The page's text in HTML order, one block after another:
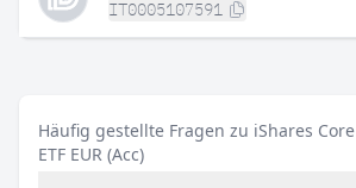
IT0005107591
Häufig gestellte Fragen zu iShares Core
ETF EUR (Acc)